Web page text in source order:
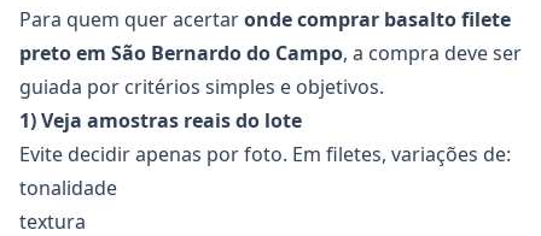
Para quem quer acertaronde comprar basalto filete
preto em São Bernardo do Campo, a compra deve ser
guiada por critérios simples e objetivos.
1) Veja amostras reais do lote
Evite decidir apenas por foto. Em filetes, variações de:
tonalidade
textura